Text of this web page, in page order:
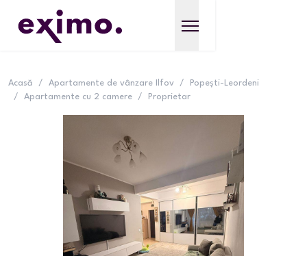
Acasă / Apartamente de vânzare Ilfov /
Popești-Leordeni
/
Apartamente cu 2 camere / Proprietar